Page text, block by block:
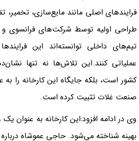
فرایندهای اصلی مانند مایع‌سازی، تخمیر،
طراحی اولیه توسط شرکت‌های فرانسوی و
تیم‌های داخلی توانسته‌اند این
عملیاتی کنند.این تلاش‌ها نه تنها
کشور است، بلکه جایگاه این کارخانه را
صنعت غلات تثبیت کرده است.
وی در ادامه افزود:این کارخانه به
بهینه شناخته می‌شود. حاجی عموشاه